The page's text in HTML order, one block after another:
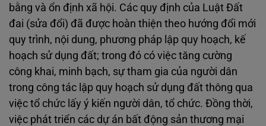
bằng và ổn định xã hội. Các quy định của Luật Đất
đai (sửa đổi) đã được hoàn thiện theo hướng đổi mới
quy trình, nội dung, phương pháp lập quy hoạch, kế
hoạch sử dụng đất; trong đó có việc tăng cường
công khai, minh bạch, sự tham gia của người dân
trong công tác lập quy hoạch sử dụng đất thông qua
việc tổ chức lấy ý kiến người dân, tổ chức. Đồng thời,
việc phát triển các dự án bất động sản thương mại